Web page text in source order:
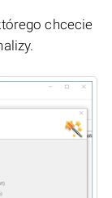
chcecie